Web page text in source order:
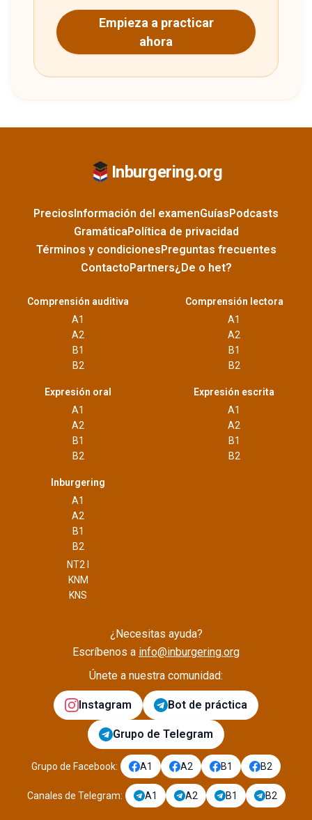
Empieza a practicar
ahora
Inburgering.org
PreciosInformación del examenGuíasPodcasts
GramáticaPolítica de privacidad
Términos y condicionesPreguntas frecuentes
ContactoPartners¿De o het?
Comprensión auditiva
A1
A2
B1
B2
Comprensión lectora
A1
A2
B1
B2
Expresión oral
A1
A2
B1
B2
Expresión escrita
A1
A2
B1
B2
Inburgering
A1
A2
B1
B2
NT2 I
KNM
KNS
¿Necesitas ayuda?
Escríbenos a info@inburgering.org
Únete a nuestra comunidad:
Instagram Bot de práctica
Grupo de Telegram
Grupo de Facebook: A1 A2 B1 B2
Canales de Telegram: A1 A2 B1 B2